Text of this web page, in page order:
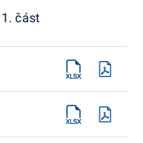
část